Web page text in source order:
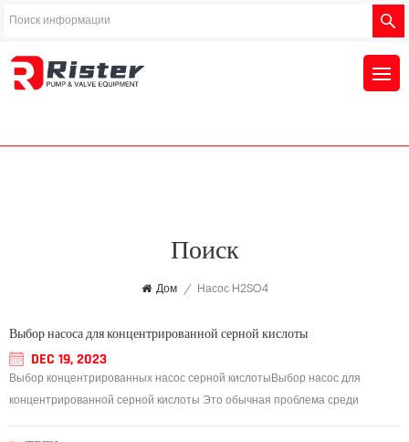
Поиск
Дом / Насос H2SO4
Выбор насоса для концентрированной серной кислоты
DEC 19, 2023
Выбор концентрированных насос серной кислотыВыбор насос для
концентрированной серной кислоты Это обычная проблема среди